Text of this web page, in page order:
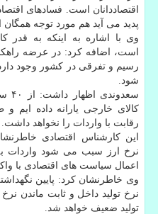
اقتصاددانان است. فسادهای
پدید می آید هم مورد توجه
وی با اشاره به اینكه به
است، اضافه كرد: در عرضه
رسیم و تفرقی در كشور وجود
شود.
كالای خارجی یارانه داده ایم
رقابت با واردات را نخواهد داشت.
این كارشناس اقتصادی
نرخ ارز سبب می شود واردات
اعمال سیاست های اقتصادی با
وی خاطرنشان كرد: پایین
نرخ تولید داخل و ثابت ماندن
تولید ضعیف خواهد شد.